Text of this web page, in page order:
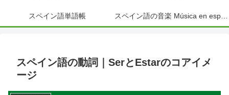
スペイン語単語帳
スペイン語の動詞｜SerとEstarのコアイメ
ージ